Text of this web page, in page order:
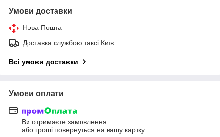
Умови доставки
Нова Пошта
Доставка службою таксі Київ
Всі умови доставки
Умови оплати
Ви отримаєте замовлення
або гроші повернуться на вашу картку